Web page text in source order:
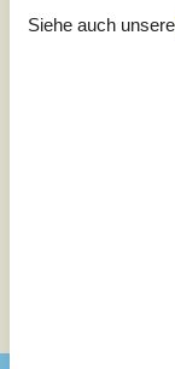
2Siehe auch unsere